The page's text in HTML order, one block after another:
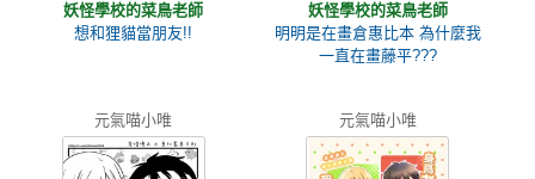
妖怪學校的菜鳥老師
想和狸貓當朋友!!
妖怪學校的菜鳥老師
明明是在畫倉惠比本 為什麼我
一直在畫藤平???
元氣喵小唯 元氣喵小唯